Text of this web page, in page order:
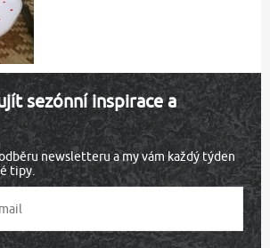
sezónní inspirace a
newsletteru a my vám každý týden
tipy.